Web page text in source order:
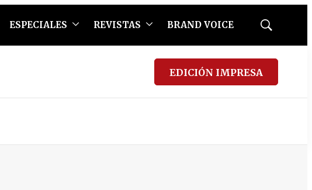
ESPECIALES REVISTAS BRAND VOICE
Mostrar
EDICIÓN IMPRESA